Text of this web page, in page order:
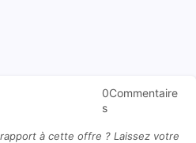
0Commentaire
s
à cette offre ? Laissez votre